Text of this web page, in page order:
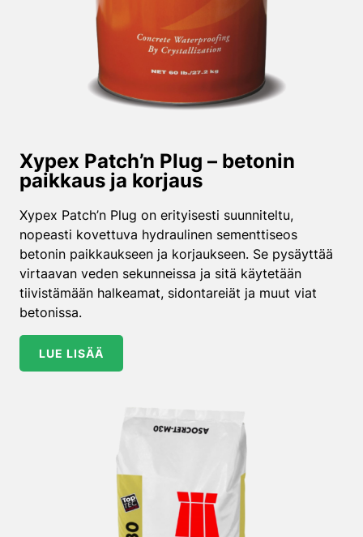
Xypex Patch’n Plug – betonin
paikkaus ja korjaus
Xypex Patch’n Plug on erityisesti suunniteltu,
nopeasti kovettuva hydraulinen sementtiseos
betonin paikkaukseen ja korjaukseen. Se pysäyttää
virtaavan veden sekunneissa ja sitä käytetään
tiivistämään halkeamat, sidontareiät ja muut viat
betonissa.
LUE LISÄÄ